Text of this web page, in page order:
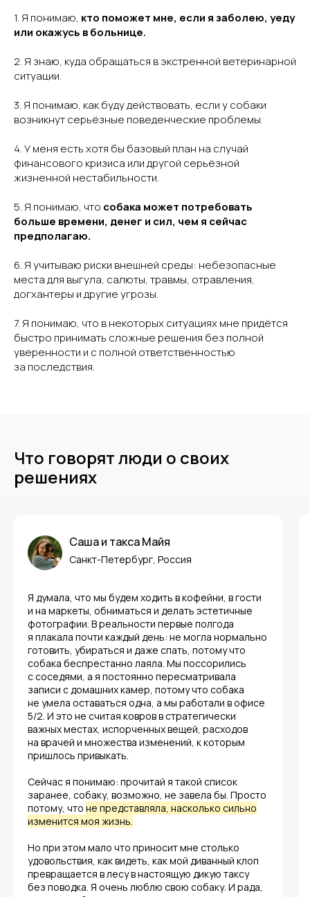
1. Я понимаю, кто поможет мне, если я заболею, уеду
или окажусь в больнице.
2. Я знаю, куда обращаться в экстренной ветеринарной
ситуации.
3. Я понимаю, как буду действовать, если у собаки
возникнут серьёзные поведенческие проблемы.
4. У меня есть хотя бы базовый план на случай
финансового кризиса или другой серьёзной
жизненной нестабильности.
5. Я понимаю, что собака может потребовать
больше времени, денег и сил, чем я сейчас
предполагаю.
6. Я учитываю риски внешней среды: небезопасные
места для выгула, салюты, травмы, отравления,
догхантеры и другие угрозы.
7. Я понимаю, что в некоторых ситуациях мне придётся
быстро принимать сложные решения без полной
уверенности и с полной ответственностью
за последствия.
Что говорят люди о своих
решениях
Саша и такса Майя
Санкт-Петербург, Россия
Я думала, что мы будем ходить в кофейни, в гости
и на маркеты, обниматься и делать эстетичные
фотографии. В реальности первые полгода
я плакала почти каждый день: не могла нормально
готовить, убираться и даже спать, потому что
собака беспрестанно лаяла. Мы поссорились
с соседями, а я постоянно пересматривала
записи с домашних камер, потому что собака
не умела оставаться одна, а мы работали в офисе
5/2. И это не считая ковров в стратегически
важных местах, испорченных вещей, расходов
на врачей и множества изменений, к которым
пришлось привыкать.
Сейчас я понимаю: прочитай я такой список
заранее, собаку, возможно, не завела бы. Просто
потому, что не представляла, насколько сильно
изменится моя жизнь.
Но при этом мало что приносит мне столько
удовольствия, как видеть, как мой диванный клоп
превращается в лесу в настоящую дикую таксу
без поводка. Я очень люблю свою собаку. И рада,